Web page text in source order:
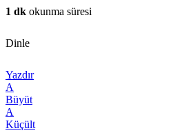
1 dk okunma süresi
Dinle
Yazdır
A
Büyüt
A
Küçült